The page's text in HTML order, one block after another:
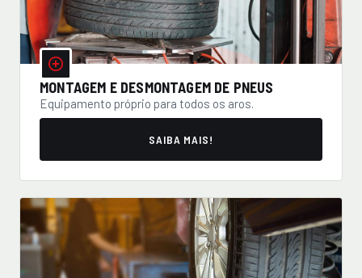
MONTAGEM E DESMONTAGEM DE PNEUS
Equipamento próprio para todos os aros.
SAIBA MAIS!